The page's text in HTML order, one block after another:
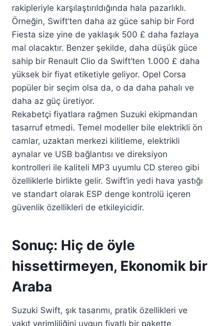
rakipleriyle karşılaştırıldığında hala pazarlıklı.
Örneğin, Swift’ten daha az güce sahip bir Ford
Fiesta size yine de yaklaşık 500 £ daha fazlaya
mal olacaktır. Benzer şekilde, daha düşük güce
sahip bir Renault Clio da Swift’ten 1.000 £ daha
yüksek bir fiyat etiketiyle geliyor. Opel Corsa
popüler bir seçim olsa da, o da daha pahalı ve
daha az güç üretiyor.
Rekabetçi fiyatlara rağmen Suzuki ekipmandan
tasarruf etmedi. Temel modeller bile elektrikli ön
camlar, uzaktan merkezi kilitleme, elektrikli
aynalar ve USB bağlantısı ve direksiyon
kontrolleri ile kaliteli MP3 uyumlu CD stereo gibi
özelliklerle birlikte gelir. Swift’in yedi hava yastığı
ve standart olarak ESP denge kontrolü içeren
güvenlik özellikleri de etkileyicidir.
Sonuç: Hiç de öyle
hissettirmeyen, Ekonomik bir
Araba
Suzuki Swift, şık tasarımı, pratik özellikleri ve
yakıt verimliliğini uygun fiyatlı bir pakette